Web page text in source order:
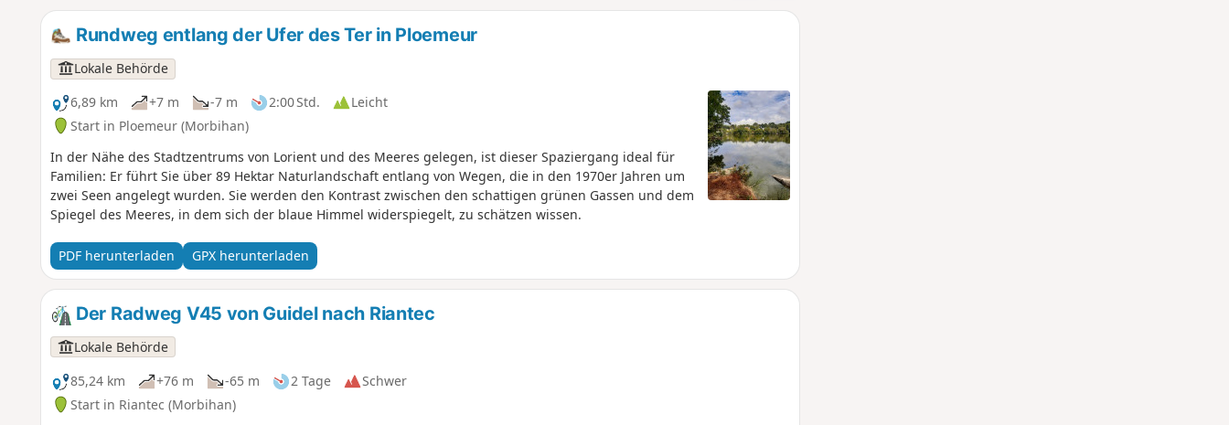
Rundweg entlang der Ufer des Ter in Ploemeur
Lokale Behörde
6,89 km
+7 m -7 m 2:00 Std.
Leicht
Start in Ploemeur (Morbihan)
In der Nähe des Stadtzentrums von Lorient und des Meeres gelegen, ist dieser Spaziergang ideal für
Familien: Er führt Sie über 89 Hektar Naturlandschaft entlang von Wegen, die in den 1970er Jahren um
zwei Seen angelegt wurden. Sie werden den Kontrast zwischen den schattigen grünen Gassen und dem
Spiegel des Meeres, in dem sich der blaue Himmel widerspiegelt, zu schätzen wissen.
PDF herunterladen GPX herunterladen
Der Radweg V45 von Guidel nach Riantec
Lokale Behörde
85,24 km
+76 m -65 m 2 Tage
Schwer
Start in Riantec (Morbihan)